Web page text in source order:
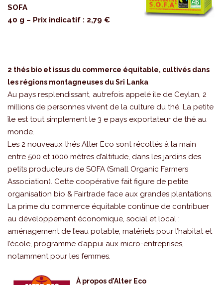
SOFA
40 g – Prix indicatif : 2,79 €
2 thés bio et issus du commerce équitable, cultivés dans
les régions montagneuses du Sri Lanka
Au pays resplendissant, autrefois appelé île de Ceylan, 2
millions de personnes vivent de la culture du thé. La petite
île est tout simplement le 3 e pays exportateur de thé au
monde.
Les 2 nouveaux thés Alter Eco sont récoltés à la main
entre 500 et 1000 mètres d’altitude, dans les jardins des
petits producteurs de SOFA (Small Organic Farmers
Association). Cette coopérative fait figure de petite
organisation bio & Fairtrade face aux grandes plantations.
La prime du commerce équitable continue de contribuer
au développement économique, social et local :
aménagement de l’eau potable, matériels pour l’habitat et
l’école, programme d’appui aux micro-entreprises,
notamment pour les femmes.
À propos d’Alter Eco